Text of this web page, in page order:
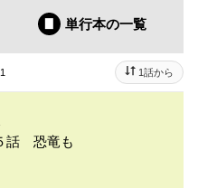
単行本の一覧
1話から
話 恐竜も